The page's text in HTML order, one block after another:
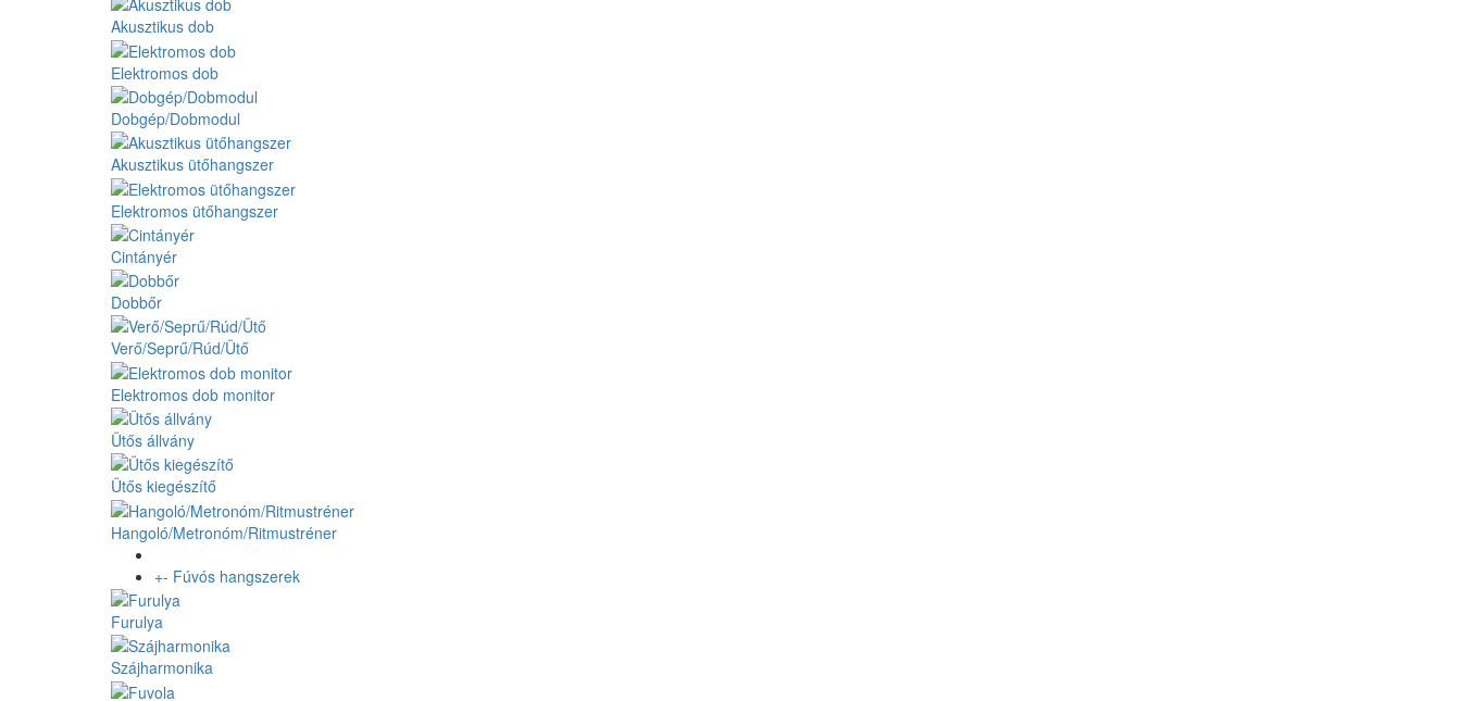
Akusztikus dob
Elektromos dob
Dobgép/Dobmodul
Akusztikus ütőhangszer
Elektromos ütőhangszer
Cintányér
Dobbőr
Verő/Seprű/Rúd/Ütő
Elektromos dob monitor
Ütős állvány
Ütős kiegészítő
Hangoló/Metronóm/Ritmustréner
+- Fúvós hangszerek
Furulya
Szájharmonika